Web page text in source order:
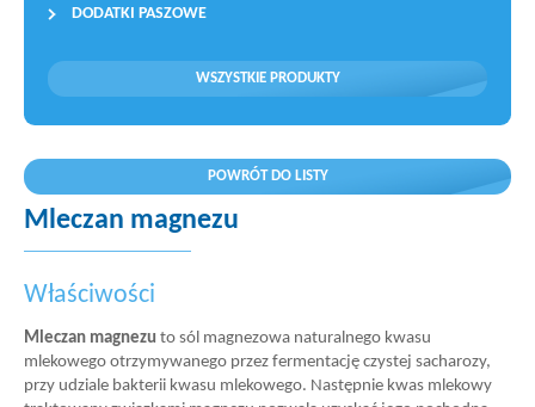
DODATKI PASZOWE
WSZYSTKIE PRODUKTY
POWRÓT DO LISTY
Mleczan magnezu
Właściwości
Mleczan magnezu to sól magnezowa naturalnego kwasu
mlekowego otrzymywanego przez fermentację czystej sacharozy,
przy udziale bakterii kwasu mlekowego. Następnie kwas mlekowy